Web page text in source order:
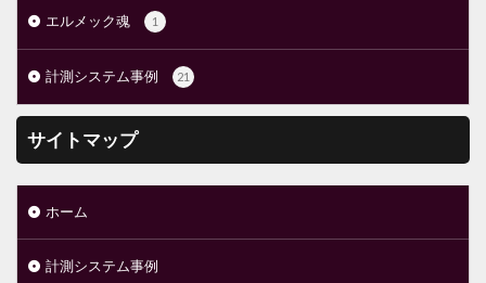
エルメック魂 1
計測システム事例 21
サイトマップ
ホーム
計測システム事例